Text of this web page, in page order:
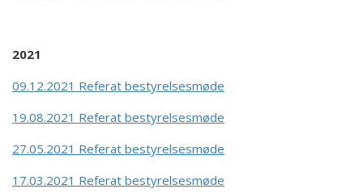
2021
09.12.2021 Referat bestyrelsesmøde
19.08.2021 Referat bestyrelsesmøde
27.05.2021 Referat bestyrelsesmøde
17.03.2021 Referat bestyrelsesmøde